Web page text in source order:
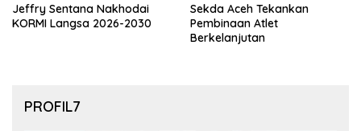
Jeffry Sentana Nakhodai
KORMI Langsa 2026-2030
Sekda Aceh Tekankan
Pembinaan Atlet
Berkelanjutan
PROFIL7